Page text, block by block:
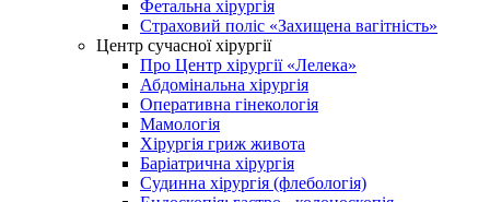
Фетальна хірургія
Страховий поліс «Захищена вагітність»
Центр сучасної хірургії
Про Центр хірургії «Лелека»
Абдомінальна хірургія
Оперативна гінекологія
Мамологія
Хірургія гриж живота
Баріатрична хірургія
Судинна хірургія (флебологія)